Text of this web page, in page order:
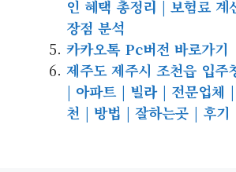
인 혜택 총정리 | 보험료 계
장점 분석
카카오톡 Pc버전 바로가기
제주도 제주시 조천읍 입주
| 아파트 | 빌라 | 전문업체
천 | 방법 | 잘하는곳 | 후기